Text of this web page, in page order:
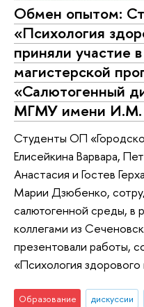
Обмен опытом:
«Психология
приняли участие
магистерской
«Салютогенный
МГМУ имени И.М.
Студенты ОП
Елисейкина Варвара,
Анастасия и Гостев
Марии Дзюбенко,
салютогенной среды, в
коллегами из
презентовали работы,
«Психология здорового
Образование дискуссии